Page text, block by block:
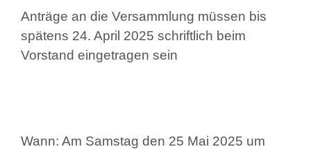
Anträge an die Versammlung müssen bis
spätens 24. April 2025 schriftlich beim
Vorstand eingetragen sein
Wann: Am Samstag den 25 Mai 2025 um